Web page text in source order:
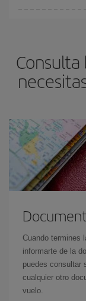
avión más baratos
las fechas y los
el precio más
Cuando termines
informarte de la
puedes consultar
cualquier otro
vuelo.